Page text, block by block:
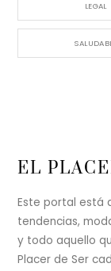
LEGAL
EL
Este portal está
tendencias,
y todo aquello
Placer de Ser